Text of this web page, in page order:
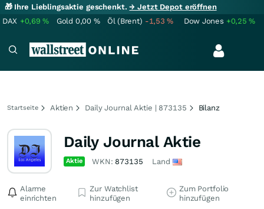
🎁 Ihre Lieblingsaktie geschenkt.→ Jetzt Depot eröffnen
DAX +0,69% Gold 0,00 % Öl (Brent) -1,53% Dow Jones +0,25%
Startseite Aktien Daily Journal Aktie | 873135 Bilanz
Daily Journal Aktie
Aktie WKN: 873135 Land
Alarme
einrichten
Zur Watchlist
hinzufügen
Zum Portfolio
hinzufügen